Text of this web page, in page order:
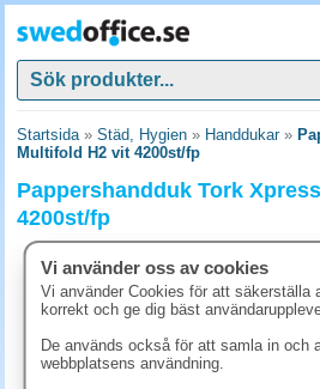
Startsida» Städ, Hygien » Handdukar»
Multifold H2 vit 4200st/fp
Pappershandduk Tork
4200st/fp
Vi använder oss av cookies
Vi använder Cookies för att säkerställa
korrekt och ge dig bäst
De används också för att samla in och
webbplatsens användning.